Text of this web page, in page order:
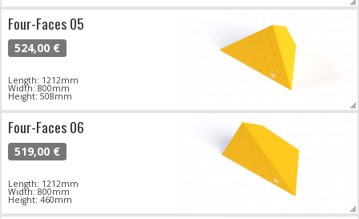
Four-Faces 05
524,00 €
Length: 1212mm
Width: 800mm
Height: 508mm
Four-Faces 06
519,00 €
Length: 1212mm
Width: 800mm
Height: 460mm